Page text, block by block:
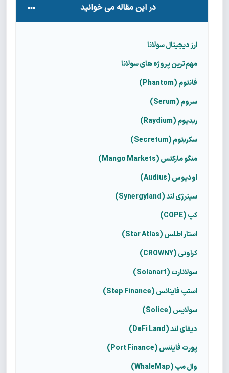
در این مقاله می خوانید
ارز دیجیتال سولانا
مهم‌ترین پروژه های سولانا
فانتوم (Phantom)
سروم (Serum)
ریدیوم (Raydium)
سکریتوم (Secretum)
منگو مارکتس (Mango Markets)
اودیوس (Audius)
سینرژی لند (Synergyland)
کپ (COPE)
استار اطلس (Star Atlas)
کراونی (CROWNY)
سولانارت (Solanart)
استپ فاینانس (Step Finance)
سولایس (Solice)
دیفای لند (DeFi Land)
پورت فایننس (Port Finance)
وال‌ مپ (WhaleMap)